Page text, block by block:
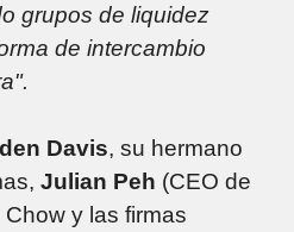
grupos de liquidez
de intercambio
Davis, su hermano
Julian Peh (CEO de
y las firmas